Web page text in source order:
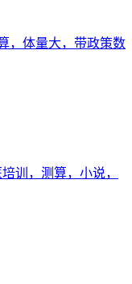
，体量大，带政策数
训，测算，小说，